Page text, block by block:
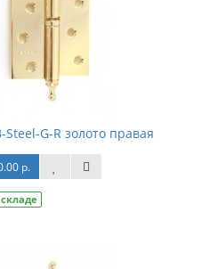
G-R золото правая
р.